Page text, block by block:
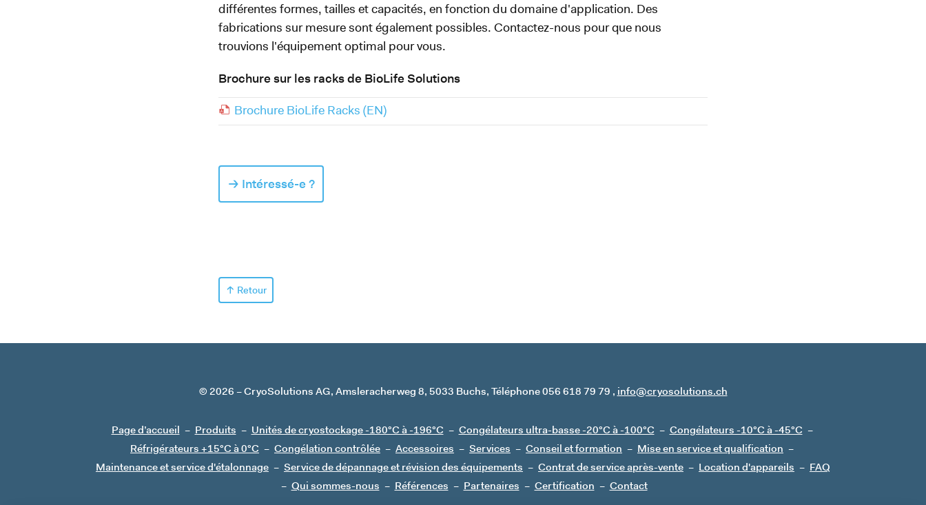
différentes formes, tailles et capacités, en fonction du domaine d'application. Des
fabrications sur mesure sont également possibles. Contactez-nous pour que nous
trouvions l'équipement optimal pour vous.
Brochure sur les racks de BioLife Solutions
Brochure BioLife Racks (EN)
Intéressé-e ?
Retour
© 2026 CryoSolutions AG Amsleracherweg 8 5033 Buchs Téléphone 056 618 79 79 info@cryosolutions.ch
Page d’accueil Produits Unités de cryostockage -180°C à -196°C Congélateurs ultra-basse -20°C à -100°C
Congélateurs -10°C à -45°C
Réfrigérateurs +15°C à 0°C
Congélation contrôlée Accessoires Services Conseil et formation
Mise en service et qualification
Maintenance et service d'étalonnage
Service de dépannage et révision des équipements Contrat de service après-vente Location d'appareils
FAQ
Qui sommes-nous
Références Partenaires Certification Contact